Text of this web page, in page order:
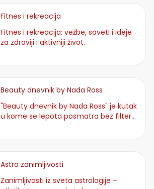
Fitnes i rekreacija
Fitnes i rekreacija: vežbe, saveti i ideje
za zdraviji i aktivniji život.
Beauty dnevnik by Nada Ross
"Beauty dnevnik by Nada Ross" je kutak
u kome se lepota posmatra bez filtera,
Astro zanimljivosti
Zanimljivosti iz sveta astrologije –